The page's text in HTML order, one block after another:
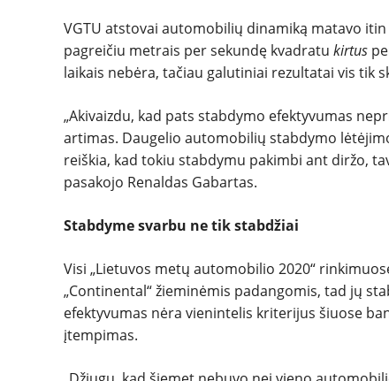
VGTU atstovai automobilių dinamiką matavo
pagreičiu metrais per sekundę kvadratu kirtus
laikais nebėra, tačiau galutiniai rezultatai vis tik
„Akivaizdu, kad pats stabdymo efektyvumas
artimas. Daugelio automobilių stabdymo
reiškia, kad tokiu stabdymu pakimbi ant diržo,
pasakojo Renaldas Gabartas.
Stabdyme svarbu ne tik stabdžiai
Visi „Lietuvos metų automobilio 2020“
„Continental“ žieminėmis padangomis, tad jų
efektyvumas nėra vienintelis kriterijus šiuose
įtempimas.